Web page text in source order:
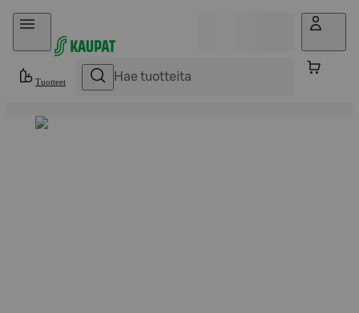
Hyppää sisältöön
Tuotteet